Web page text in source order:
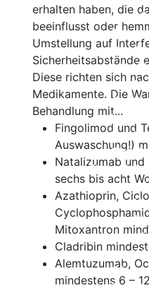
Beta-
Therapien
erhalten haben, die
beeinflusst oder
Umstellung auf
Sicherheitsabstände
Diese richten sich
Medikamente. Die
Behandlung mit...
Fingolimod und
Auswaschung!)
Natalizumab
sechs bis acht
Azathioprin,
Mitoxantron
Cladribin
Alemtuzumab,
mindestens 6 –